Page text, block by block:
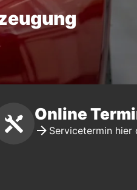
Online
Servicetermin hier